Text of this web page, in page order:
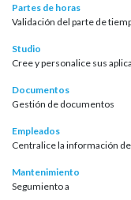
Partes de horas
Validación del parte de
Studio
Cree y personalice sus
Documentos
Gestión de documentos
Empleados
Centralice la información
Mantenimiento
Segumiento a